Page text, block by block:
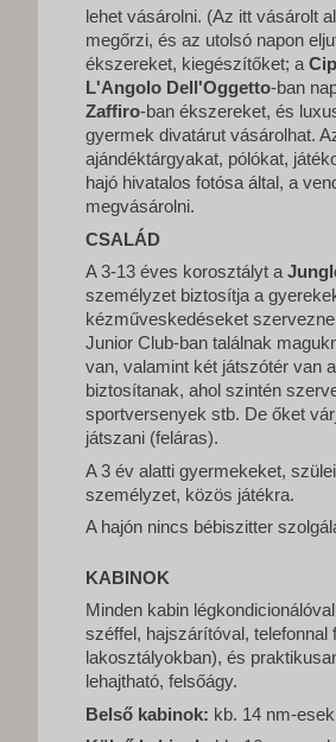
lehet vásárolni. (Az itt vásárolt
megőrzi, és az utolsó napon
ékszereket, kiegészítőket; a
L'Angolo Dell'Oggetto-ban
Zaffiro-ban ékszereket, és
gyermek divatárut vásárolhat.
ajándéktárgyakat, pólókat,
hajó hivatalos fotósa által, a
megvásárolni.
CSALÁD
A 3-13 éves korosztályt a
személyzet biztosítja a
kézműveskedéseket
Junior Club-ban találnak
van, valamint két játszótér van
biztosítanak, ahol szintén
sportversenyek stb. De őket
játszani (feláras).
A 3 év alatti gyermekeket,
személyzet, közös játékra.
A hajón nincs bébiszitter
KABINOK
Minden kabin
széffel, hajszárítóval,
lakosztályokban), és
lehajtható, felsőágy.
Belső kabinok: kb. 14 nm-